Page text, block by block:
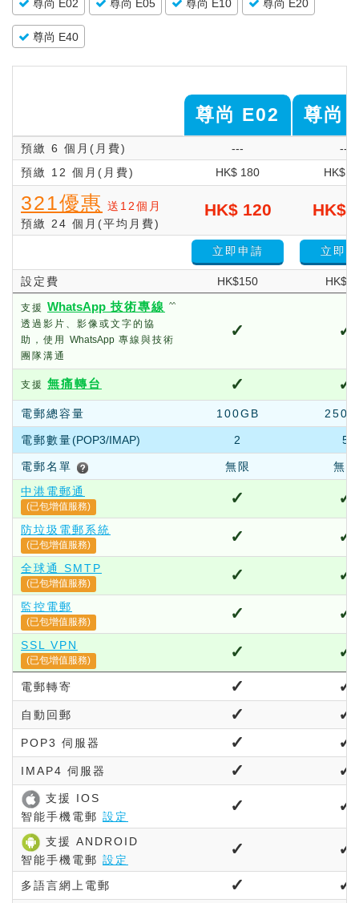
尊尚 E02 尊尚 E05 尊尚 E10 尊尚 E20
尊尚 E40
尊尚 E02 尊尚
預繳 6 個月(月費) ---
---
預繳 12 個月(月費)
HK$ 180 HK$
321優惠 送12個月
預繳 24 個月(平均月費)
HK$ 120 HK$
立即申請 立即
設定費 HK$150
支援 WhatsApp 技術專線 ^^
透過影片、影像或文字的協
助，使用 WhatsApp 專線與技術
團隊溝通
✓ ✓
支援 無痛轉台 ✓ ✓
電郵總容量 100GB
電郵數量(POP3/IMAP) 2 5
電郵名單 無限
無限
中港電郵通
(已包增值服務) ✓ ✓
防垃圾電郵系統
(已包增值服務) ✓ ✓
全球通 SMTP
(已包增值服務) ✓ ✓
監控電郵
(已包增值服務) ✓ ✓
SSL VPN
(已包增值服務) ✓ ✓
電郵轉寄 ✓ ✓
自動回郵 ✓ ✓
POP3 伺服器 ✓ ✓
IMAP4 伺服器 ✓ ✓
支援 IOS
智能手機電郵 設定
✓ ✓
支援 ANDROID
智能手機電郵 設定
✓ ✓
多語言網上電郵 ✓ ✓